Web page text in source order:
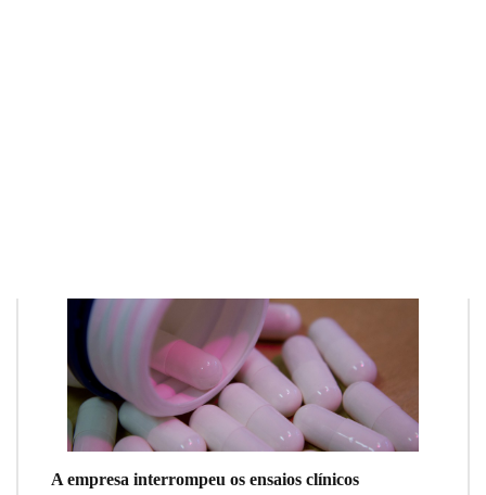
A empresa interrompeu os ensaios clínicos